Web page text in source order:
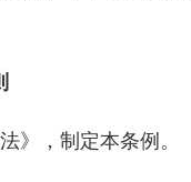
》，制定本条例。